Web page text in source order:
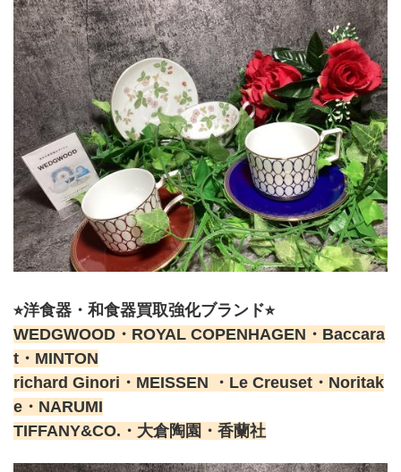
⭐︎洋食器・和食器買取強化ブランド⭐︎
WEDGWOOD・ROYAL COPENHAGEN・Baccara
t・MINTON
richard Ginori・MEISSEN ・Le Creuset・Noritak
e・NARUMI
TIFFANY&CO.・大倉陶園・香蘭社